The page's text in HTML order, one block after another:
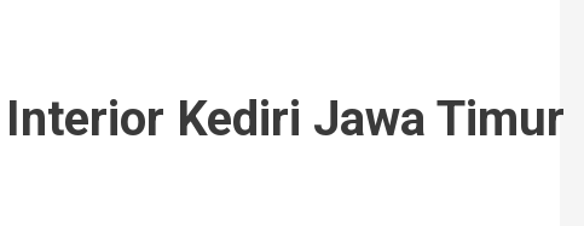
Kediri Jawa Timur